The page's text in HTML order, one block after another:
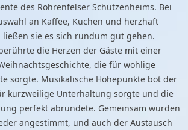
des Rohrenfelser Schützenheims. Bei
an Kaffee, Kuchen und herzhaft
sie es sich rundum gut gehen.
die Herzen der Gäste mit einer
die für wohlige
sorgte. Musikalische Höhepunkte bot der
kurzweilige Unterhaltung sorgte und die
perfekt abrundete. Gemeinsam wurden
angestimmt, und auch der Austausch